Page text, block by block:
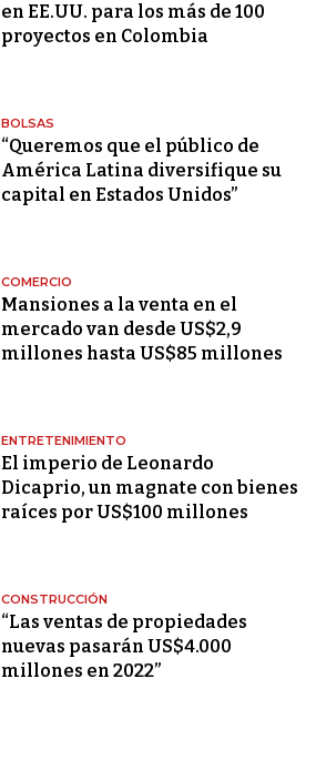
en EE.UU. para los más de 100
proyectos en Colombia
BOLSAS
“Queremos que el público de
América Latina diversifique su
capital en Estados Unidos”
COMERCIO
Mansiones a la venta en el
mercado van desde US$2,9
millones hasta US$85 millones
ENTRETENIMIENTO
El imperio de Leonardo
Dicaprio, un magnate con bienes
raíces por US$100 millones
CONSTRUCCIÓN
“Las ventas de propiedades
nuevas pasarán US$4.000
millones en 2022”